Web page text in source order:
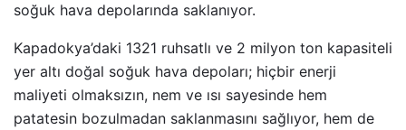
soğuk hava depolarında saklanıyor.
Kapadokya’daki 1321 ruhsatlı ve 2 milyon ton kapasiteli
yer altı doğal soğuk hava depoları; hiçbir enerji
maliyeti olmaksızın, nem ve ısı sayesinde hem
patatesin bozulmadan saklanmasını sağlıyor, hem de